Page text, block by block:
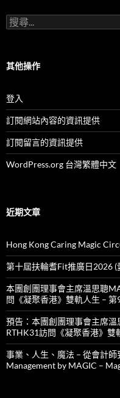
動
(按
搜
尋
字:
其他操作
登入
訂閱網站內容的資訊提供
訂閱留言的資訊提供
WordPress.org 台灣繁體中文
近期文章
Hong Kong Caring Magic
第十屆扶輪耆Fit推廣日2026
本團創團理事會主席溫思聰
問《凝聚香港》雙軌人生 – 第
預告：本團創團理事會主席
RTHK31訪問《凝聚香港》雙
事業、人生、魔法 – 從會計
Management by MAGIC –